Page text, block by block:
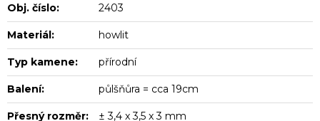
Obj. číslo: 2403
Materiál: howlit
Typ kamene: přírodní
Balení: půlšňůra = cca 19cm
Přesný rozměr: ± 3,4 x 3,5 x 3 mm